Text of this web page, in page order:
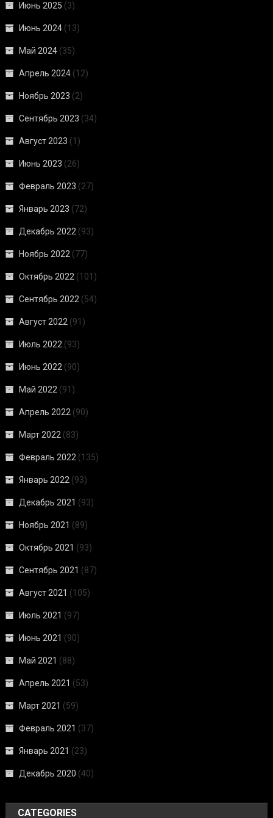
Июнь 2025 (3)
Июнь 2024 (13)
Май 2024 (35)
Апрель 2024 (12)
Ноябрь 2023 (2)
Сентябрь 2023 (34)
Август 2023 (1)
Июнь 2023 (26)
Февраль 2023 (27)
Январь 2023 (72)
Декабрь 2022 (93)
Ноябрь 2022 (77)
Октябрь 2022 (101)
Сентябрь 2022 (54)
Август 2022 (91)
Июль 2022 (93)
Июнь 2022 (90)
Май 2022 (91)
Апрель 2022 (90)
Март 2022 (83)
Февраль 2022 (135)
Январь 2022 (93)
Декабрь 2021 (93)
Ноябрь 2021 (89)
Октябрь 2021 (93)
Сентябрь 2021 (87)
Август 2021 (105)
Июль 2021 (97)
Июнь 2021 (90)
Май 2021 (88)
Апрель 2021 (53)
Март 2021 (59)
Февраль 2021 (37)
Январь 2021 (23)
Декабрь 2020 (40)
CATEGORIES